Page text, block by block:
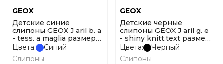
GEOX
Детские синие
слипоны GEOX J aril b. a
- tess. a maglia размер
28
Цвета:
Синий
Слипоны
GEOX
Детские черные
слипоны GEOX J aril g. e
- shiny knitt.text размер
28
Цвета:
Черный
Слипоны